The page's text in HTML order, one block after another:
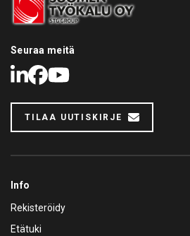
Seuraa meitä
LinkedIn
Facebook
Youtube
TILAA UUTISKIRJE
Info
Rekisteröidy
Etätuki